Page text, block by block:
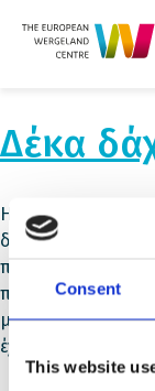
Consent
This website
Δέκα
H κοινότητα του
διευθυντής) θα
προβληματιστεί
παιδιών
μετριάσουν και
έχουν στερηθεί.